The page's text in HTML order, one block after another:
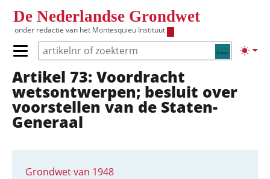
De Nederlandse Grondwet
onder redactie van het Montesquieu Instituut
Zoeken
Primair menu tonen/verbergen
Hoofdnavigatie
Artikel 73: Voordracht
wetsontwerpen; besluit over
voorstellen van de Staten-
Generaal
Grondwet van 1948